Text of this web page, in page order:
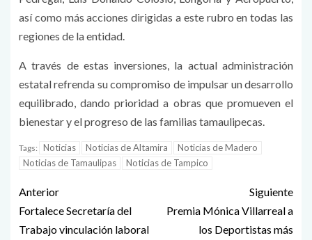
así como más acciones dirigidas a este rubro en todas las
regiones de la entidad.
A través de estas inversiones, la actual administración
estatal refrenda su compromiso de impulsar un desarrollo
equilibrado, dando prioridad a obras que promueven el
bienestar y el progreso de las familias tamaulipecas.
Tags: Noticias Noticias de Altamira
Noticias de Madero
Noticias de Tamaulipas
Noticias de Tampico
Anterior
Fortalece Secretaría del
Trabajo vinculación laboral
Siguiente
Premia Mónica Villarreal a
los Deportistas más